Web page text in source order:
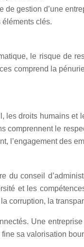
de gestion d’une
éléments clés.
le risque de
comprend la
les droits humains
comprennent le
l’engagement des
du conseil
et les
corruption, la
Une
sa valorisation